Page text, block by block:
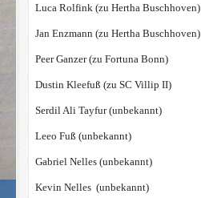
Luca Rolfink (zu Hertha Buschhoven)
Jan Enzmann (zu Hertha Buschhoven)
Peer Ganzer (zu Fortuna Bonn)
Dustin Kleefuß (zu SC Villip II)
Serdil Ali Tayfur (unbekannt)
Leeo Fuß (unbekannt)
Gabriel Nelles (unbekannt)
Kevin Nelles (unbekannt)